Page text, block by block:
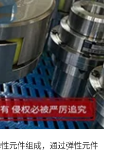
元件组成，通过弹性元件